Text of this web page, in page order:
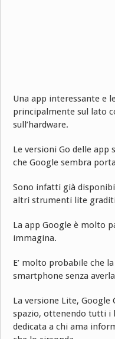
Una app interessante e
principalmente sul lato
sull’hardware.
Le versioni Go delle app
che Google sembra
Sono infatti già
altri strumenti lite
La app Google è molto
immagina.
E’ molto probabile che
smartphone senza
La versione Lite, Google
spazio, ottenendo tutti i
dedicata a chi ama